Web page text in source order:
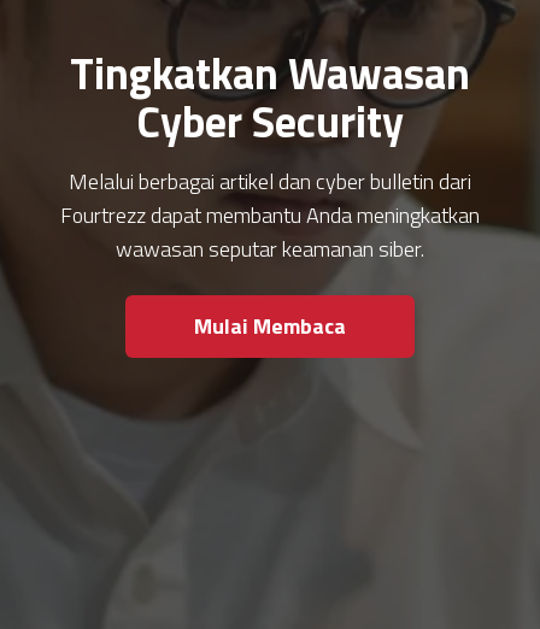
Tingkatkan Wawasan
Cyber Security
Melalui berbagai artikel dan cyber bulletin dari
Fourtrezz dapat membantu Anda meningkatkan
wawasan seputar keamanan siber.
Mulai Membaca